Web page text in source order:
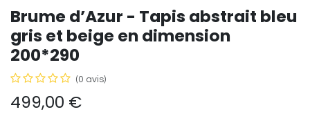
Brume d’Azur - Tapis abstrait bleu
gris et beige en dimension
200*290
(0 avis)
499,00 €